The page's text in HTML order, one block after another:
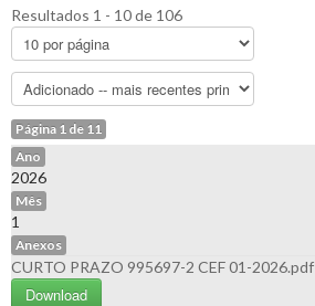
Resultados 1 - 10 de 106
Página 1 de 11
Ano
2026
Mês
1
Anexos
CURTO PRAZO 995697-2 CEF 01-2026.pdf
Download